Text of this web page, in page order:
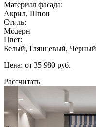
Материал фасада:
Акрил, Шпон
Стиль:
Модерн
Цвет:
Белый, Глянцевый, Черный
Цена: от 35 980 руб.
Рассчитать